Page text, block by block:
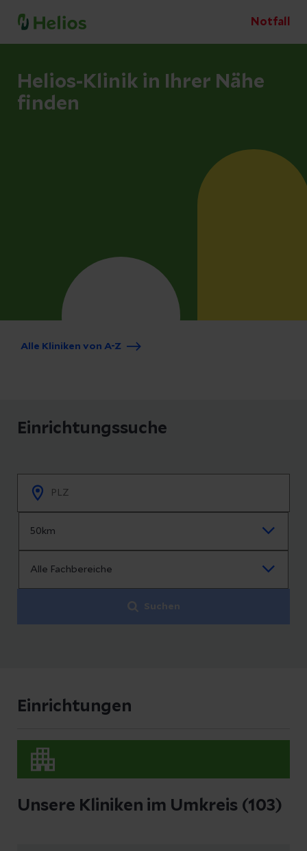
Notfall
Helios-Klinik in Ihrer Nähe
finden
Alle Kliniken von A-Z
Einrichtungssuche
Suchen
Einrichtungen
Unsere Kliniken im Umkreis (103)